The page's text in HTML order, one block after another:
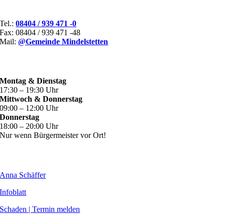
Tel.:08404 / 939 471 -0
Fax: 08404 / 939 471 -48
Mail:@Gemeinde Mindelstetten
Montag & Dienstag
17:30 – 19:30 Uhr
Mittwoch & Donnerstag
09:00 – 12:00 Uhr
Donnerstag
18:00 – 20:00 Uhr
Nur wenn Bürgermeister vor Ort!
Anna Schäffer
Infoblatt
Schaden | Termin melden